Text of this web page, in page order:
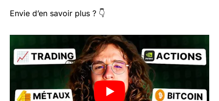
Envie d’en savoir plus ? 👇